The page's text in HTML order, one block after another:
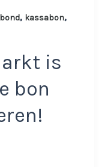
, kassabon,
is
bon